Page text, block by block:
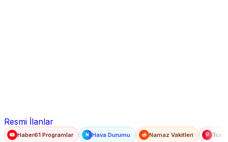
Resmi İlanlar
Haber61 Programlar N Hava Durumu Namaz Vakitleri